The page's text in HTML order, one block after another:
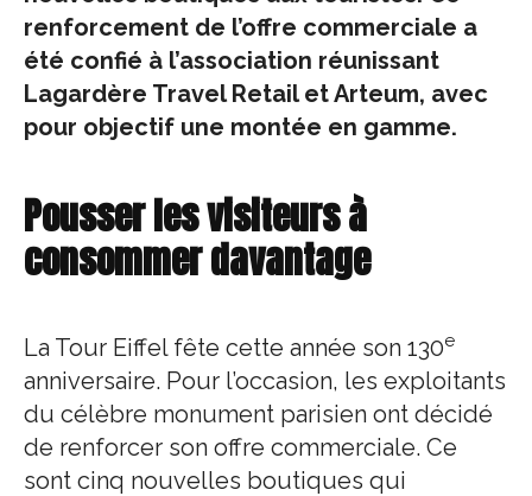
renforcement de l’offre commerciale a
été confié à l’association réunissant
Lagardère Travel Retail et Arteum, avec
pour objectif une montée en gamme.
Pousser les visiteurs à
consommer davantage
La Tour Eiffel fête cette année son 130e
anniversaire. Pour l’occasion, les exploitants
du célèbre monument parisien ont décidé
de renforcer son offre commerciale. Ce
sont cinq nouvelles boutiques qui